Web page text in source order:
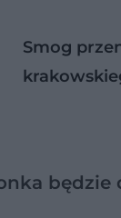
Smog
będzie